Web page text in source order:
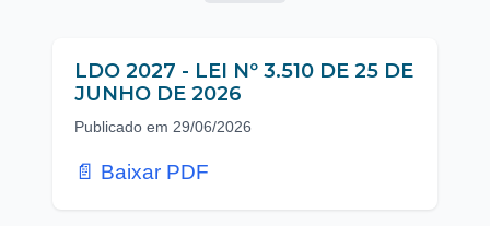
LDO 2027 - LEI Nº 3.510 DE 25 DE
JUNHO DE 2026
Publicado em 29/06/2026
📄 Baixar PDF